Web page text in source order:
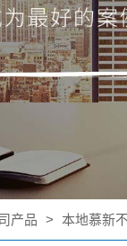
产品 > 本地慕新